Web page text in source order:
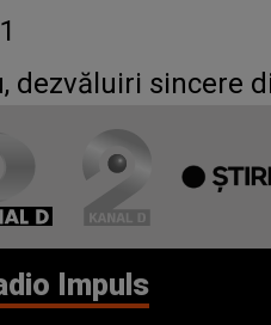
dezvăluiri sincere
Impuls